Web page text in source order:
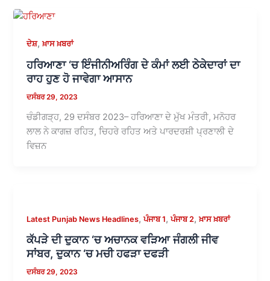
ਦੇਸ਼,ਖ਼ਾਸ ਖ਼ਬਰਾਂ
ਹਰਿਆਣਾ ‘ਚ ਇੰਜੀਨੀਅਰਿੰਗ ਦੇ ਕੰਮਾਂ ਲਈ ਠੇਕੇਦਾਰਾਂ ਦਾ
ਰਾਹ ਹੁਣ ਹੋ ਜਾਵੇਗਾ ਆਸਾਨ
ਦਸੰਬਰ 29, 2023
ਚੰਡੀਗੜ੍ਹ, 29 ਦਸੰਬਰ 2023– ਹਰਿਆਣਾ ਦੇ ਮੁੱਖ ਮੰਤਰੀ, ਮਨੋਹਰ
ਲਾਲ ਨੇ ਕਾਗਜ਼ ਰਹਿਤ, ਚਿਹਰੇ ਰਹਿਤ ਅਤੇ ਪਾਰਦਰਸ਼ੀ ਪ੍ਰਣਾਲੀ ਦੇ
ਵਿਜ਼ਨ
Latest Punjab News Headlines,ਪੰਜਾਬ 1,ਪੰਜਾਬ 2,ਖ਼ਾਸ ਖ਼ਬਰਾਂ
ਕੱਪੜੇ ਦੀ ਦੁਕਾਨ ‘ਚ ਅਚਾਨਕ ਵੜਿਆ ਜੰਗਲੀ ਜੀਵ
ਸਾਂਬਰ, ਦੁਕਾਨ ‘ਚ ਮਚੀ ਹਫੜਾ ਦਫੜੀ
ਦਸੰਬਰ 29, 2023